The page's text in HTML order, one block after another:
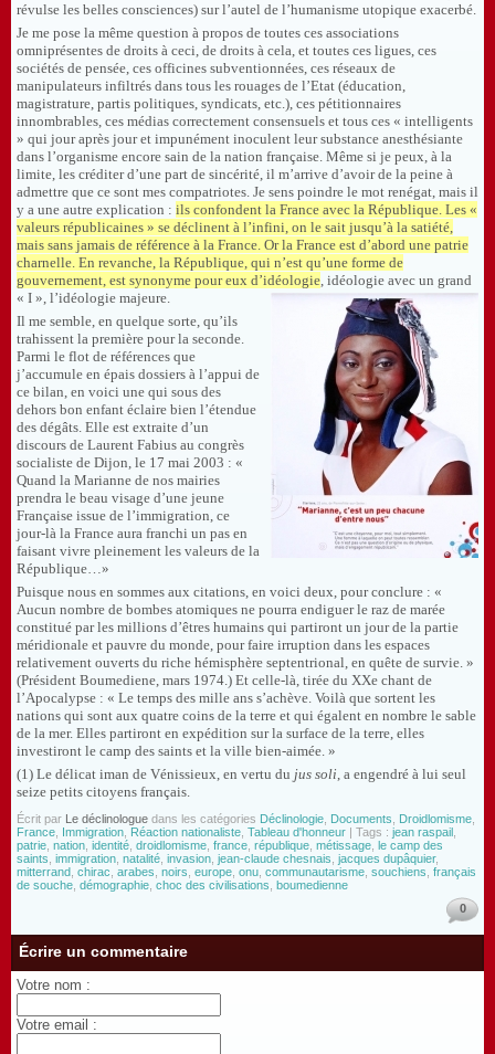
révulse les belles consciences) sur l’autel de l’humanisme utopique exacerbé.
Je me pose la même question à propos de toutes ces associations
omniprésentes de droits à ceci, de droits à cela, et toutes ces ligues, ces
sociétés de pensée, ces officines subventionnées, ces réseaux de
manipulateurs infiltrés dans tous les rouages de l’Etat (éducation,
magistrature, partis politiques, syndicats, etc.), ces pétitionnaires
innombrables, ces médias correctement consensuels et tous ces « intelligents
» qui jour après jour et impunément inoculent leur substance anesthésiante
dans l’organisme encore sain de la nation française. Même si je peux, à la
limite, les créditer d’une part de sincérité, il m’arrive d’avoir de la peine à
admettre que ce sont mes compatriotes. Je sens poindre le mot renégat, mais il
y a une autre explication : ils confondent la France avec la République. Les «
valeurs républicaines » se déclinent à l’infini, on le sait jusqu’à la satiété,
mais sans jamais de référence à la France. Or la France est d’abord une patrie
charnelle. En revanche, la République, qui n’est qu’une forme de
gouvernement, est synonyme pour eux d’idéologie, idéologie avec un grand
« I », l’idéologie majeure.
Il me semble, en quelque sorte, qu’ils
trahissent la première pour la seconde.
Parmi le flot de références que
j’accumule en épais dossiers à l’appui de
ce bilan, en voici une qui sous des
dehors bon enfant éclaire bien l’étendue
des dégâts. Elle est extraite d’un
discours de Laurent Fabius au congrès
socialiste de Dijon, le 17 mai 2003 : «
Quand la Marianne de nos mairies
prendra le beau visage d’une jeune
Française issue de l’immigration, ce
jour-là la France aura franchi un pas en
faisant vivre pleinement les valeurs de la
République…»
Puisque nous en sommes aux citations, en voici deux, pour conclure : «
Aucun nombre de bombes atomiques ne pourra endiguer le raz de marée
constitué par les millions d’êtres humains qui partiront un jour de la partie
méridionale et pauvre du monde, pour faire irruption dans les espaces
relativement ouverts du riche hémisphère septentrional, en quête de survie. »
(Président Boumediene, mars 1974.) Et celle-là, tirée du XXe chant de
l’Apocalypse : « Le temps des mille ans s’achève. Voilà que sortent les
nations qui sont aux quatre coins de la terre et qui égalent en nombre le sable
de la mer. Elles partiront en expédition sur la surface de la terre, elles
investiront le camp des saints et la ville bien-aimée. »
(1) Le délicat iman de Vénissieux, en vertu du jus soli, a engendré à lui seul
seize petits citoyens français.
Écrit par Le déclinologue dans les catégories Déclinologie Documents Droidlomisme
France Immigration Réaction nationaliste Tableau d'honneur | Tags : jean raspail
patrie nation identité droidlomisme france république métissage le camp des
saints immigration natalité invasion jean-claude chesnais jacques dupâquier,
mitterrand chirac arabes noirs europe onu communautarisme souchiens français
de souche démographie choc des civilisations boumedienne
0
Écrire un commentaire
Votre nom :
Votre email :